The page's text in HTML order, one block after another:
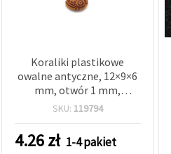
Koraliki plastikowe
owalne antyczne, 12×9×6
mm, otwór 1 mm,
brązowe, 50 g (ok. 130
SKU: 119794
4.26zł 1-4 pakiet